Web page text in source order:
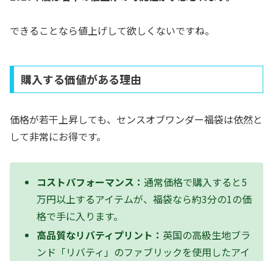
できることなら値上げして欲しくないですね。
購入する価値がある理由
価格が若干上昇しても、センスオブワンダー福袋は依然と
して非常にお得です。
コストパフォーマンス：通常価格で購入すると5
万円以上するアイテムが、福袋なら約3分の1の価
格で手に入ります。
高品質なリバティプリント： 英国の高級生地ブラ
ンド「リバティ」のファブリックを使用したアイ